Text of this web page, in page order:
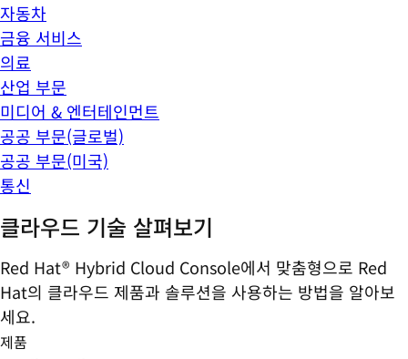
자동차
금융 서비스
의료
산업 부문
미디어 & 엔터테인먼트
공공 부문(글로벌)
공공 부문(미국)
통신
클라우드 기술 살펴보기
Red Hat® Hybrid Cloud Console에서 맞춤형으로 Red
Hat의 클라우드 제품과 솔루션을 사용하는 방법을 알아보
세요.
제품